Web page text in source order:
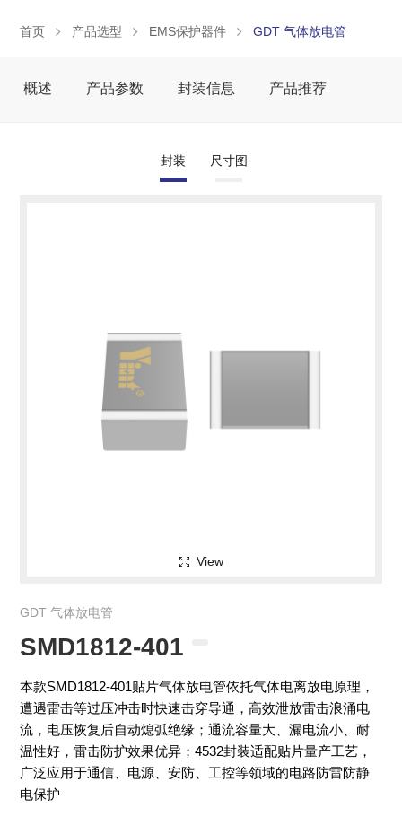
首页 产品选型 EMS保护器件 GDT 气体放电管
概述 产品参数 封装信息 产品推荐
封装 尺寸图
View
GDT 气体放电管
SMD1812-401
本款SMD1812-401贴片气体放电管依托气体电离放电原理，
遭遇雷击等过压冲击时快速击穿导通，高效泄放雷击浪涌电
流，电压恢复后自动熄弧绝缘；通流容量大、漏电流小、耐
温性好，雷击防护效果优异；4532封装适配贴片量产工艺，
广泛应用于通信、电源、安防、工控等领域的电路防雷防静
电保护